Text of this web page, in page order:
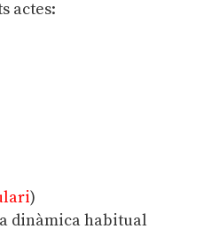
actes:
)
dinàmica habitual